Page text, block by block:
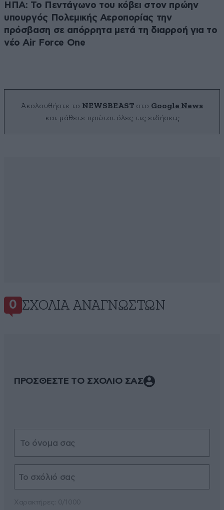
ΗΠΑ: Το Πεντάγωνο του κόβει στον πρώην
υπουργός Πολεμικής Αεροπορίας την
πρόσβαση σε απόρρητα μετά τη διαρροή για το
νέο Air Force One
Ακολουθήστε το NEWSBEAST στο Google News
και μάθετε πρώτοι όλες τις ειδήσεις
0 ΣΧΌΛΙΑ ΑΝΑΓΝΩΣΤΏΝ
ΠΡΟΣΘΕΣΤΕ ΤΟ ΣΧΟΛΙΟ ΣΑΣ